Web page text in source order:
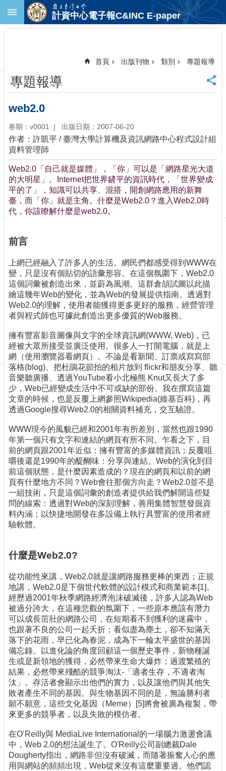
跳到主要內容區塊
首
頁
臺
首
頁
計
中
首
頁
聯
絡
資
訂
取
消
網
站
導
覽
最
新
消
息
關
於
我
出
版
刊
物
校
務
服
務
題
導
技
術
論
壇
產
業
專
欄
計資中心電子報C&INC E-paper
首頁 出版刊物 類別 專題報導
專題報導
web2.0
卷期：v0001 出版日期：2007-06-20
作者：許凱平 / 臺灣大學計算機及資訊網路中心程式設計組
資料管理師
Web2.0「自己就是媒體」，「你」可以是「網路星光大道
的大明星」。Internet把世界鏟平的資訊時代，「世界變成
平的了」，知識可以共享、混搭，開創網路應用的新舞
臺，而「你」就是主角。什麼是Web2.0？進入Web2.0時
代，你該瞭解什麼是web2.0。
前言
上網已經融入了許多人的生活。網民們都感受得到WWW在
變，只是沒有個貼切的語彙形容。在這個氛圍下，Web2.0
這個詞彙被創造出來，並蔚為風潮。這群倉頡試圖以此描
繪這幾年Web的變化，並為Web的發展提供指南。透過對
Web2.0的理解，使用者能獲得更多更好的服務，經營管理
者與程式師也可據此創造出更多優質的Web服務。
擁有豐富影音圖像與文字的全球資訊網(WWW, Web)，已
經被大眾所接受並廣泛使用。很多人一打開電腦，就是上
網（使用瀏覽器看網頁）。不論是看新聞、訂票或寫寫部
落格(blog)、把杜鵑花節拍的相片放到 flickr和朋友分享、聽
音樂聽廣播、透過YouTube看小北極熊 Knut又長大了多
少，Web已經變成生活中不可或缺的部份。我在撰寫這篇
文章的時候，也是反覆上網參照Wikipedia(維基百科)，再
透過Google搜尋Web2.0的相關資料補充，交互驗證。
WWW現今的風貌已經和2001年有所差別，當然也跟1990
年第一個只有文字和連結的網頁有所不同。乍看之下，目
前的網頁跟2001年近似：擁有豐富的多媒體資訊；反覆咀
嚼後還是1990年的醍醐味：分享與連結。Web的演化到目
前這個狀態，是什麼因素造成的？現在的網頁和以前的網
頁有什麼地方不同？Web會往那個方向走？Web2.0並不是
一組技術，只是這個詞彙的創造者提供給我們解開這些疑
問的線索：透過對Web的深刻理解，善用集體智慧發掘資
料內涵；以快捷地開發在多設備上執行具豐富的使用者經
驗軟體。
什麼是Web2.0?
從功能性來講，Web2.0就是讓網路服務更棒的東西；正規
地講，Web2.0是下個世代軟體的設計模式和商業範本[1]。
經歷過2001年秋季網路經濟泡沫破滅後，許多人認為Web
被過分誇大，在這種悲觀的氛圍下，一些原本應該有潛力
可以成長茁壯的網路公司，在短期看不到獲利的迷霧中，
也跟著不良的公司一起夭折；看似盡為塵土，卻不知滿天
落下的花雨，早已化為春泥，成為下一輪太平盛世的基因
備忘錄。以進化論的角度回顧這一個歷史事件，新物種誕
生或是新領地的獲得，必然帶來生命大爆炸；過渡繁殖的
結果，必然帶來殘酷的競爭淘汰-「適者生存，不適者淘
汰」。存活者會顯示出他們的實力，以及讓他們與其他失
敗者產生不同的基因。與生物基因不同的是，無論勝利者
願不願意，這些文化基因（Meme）[5]將會被廣為複製，帶
來更多的競爭者，以及失敗的模仿者。
在O’Reilly與 MediaLive International的一場腦力激盪會議
中，Web 2.0的想法誕生了。O'Reilly公司副總裁Dale
Dougherty指出，網路非但沒有破滅，而隨著振奮人心的應
用與網站的頻頻出現，Web從來沒有這麼重要過。他們認